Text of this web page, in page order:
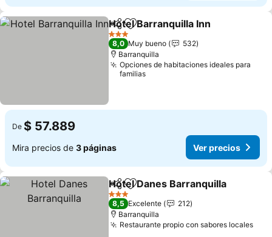
CompartirAgregar a favoritos
Hotel Barranquilla Inn
3 Estrellas
8,0 Muy bueno
532
Barranquilla
Opciones de habitaciones ideales para
familias
De $ 57.889
Mira precios de 3 páginas Ver precios
CompartirAgregar a favoritos
Hotel Danes Barranquilla
3 Estrellas
8,5 Excelente
212
Barranquilla
Restaurante propio con sabores locales